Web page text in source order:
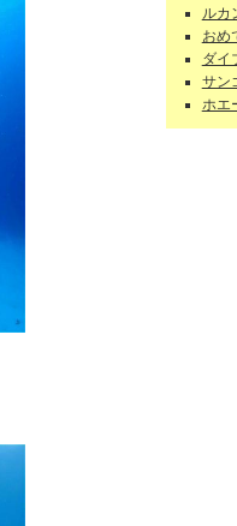
ルカ
おめ
ダイ
サン
ホエ